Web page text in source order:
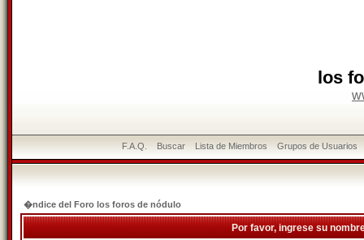
los
F.A.Q. Buscar Lista de Miembros Grupos de Usuarios
�ndice del Foro los foros de nódulo
Por favor, ingrese su